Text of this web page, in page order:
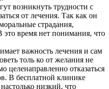
возникнуть трудности с
от лечения. Так как он
страдания,
это время нет понимания, что
важность лечения и сам
толь ко от желания не
целенаправленно отказаться
В бесплатной клинике
низкий, что